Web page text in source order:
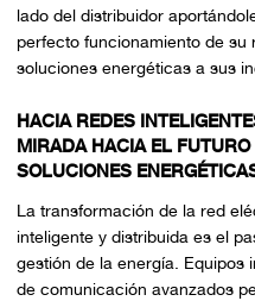
lado del distribuidor
perfecto funcionamiento de su
soluciones energéticas a sus
HACIA REDES
MIRADA HACIA EL
SOLUCIONES
La transformación de la red
inteligente y distribuida es el
gestión de la energía. Equipos
de comunicación avanzados